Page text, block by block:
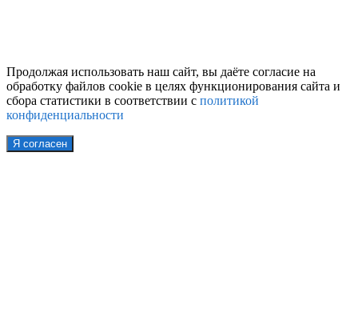
Продолжая использовать наш сайт, вы даёте согласие на
обработку файлов cookie в целях функционирования сайта и
сбора статистики в соответствии с политикой
конфиденциальности
Я согласен